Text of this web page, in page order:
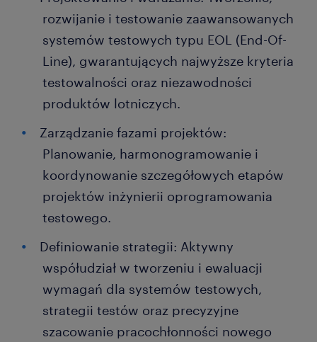
rozwijanie i testowanie zaawansowanych
systemów testowych typu EOL (End-Of-
Line), gwarantujących najwyższe kryteria
testowalności oraz niezawodności
produktów lotniczych.
Zarządzanie fazami projektów:
Planowanie, harmonogramowanie i
koordynowanie szczegółowych etapów
projektów inżynierii oprogramowania
testowego.
Definiowanie strategii: Aktywny
współudział w tworzeniu i ewaluacji
wymagań dla systemów testowych,
strategii testów oraz precyzyjne
szacowanie pracochłonności nowego